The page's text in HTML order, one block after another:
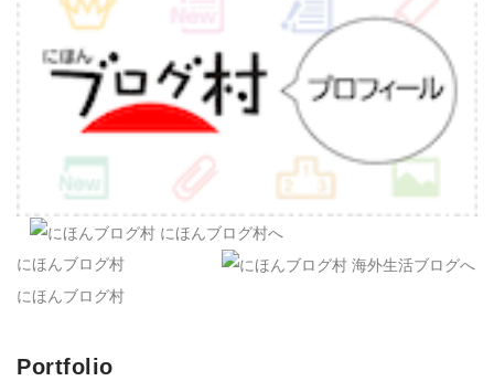
にほんブログ村
にほんブログ村
Portfolio